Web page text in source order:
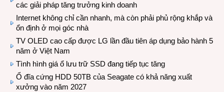
các giải pháp tăng trưởng kinh doanh
Internet không chỉ cần nhanh, mà còn phải phủ rộng khắp và
ổn định ở mọi góc nhà
TV OLED cao cấp được LG lần đầu tiên áp dụng bảo hành 5
năm ở Việt Nam
Tình hình giá ổ lưu trữ SSD đang tiếp tục tăng
Ổ đĩa cứng HDD 50TB của Seagate có khả năng xuất
xưởng vào năm 2027